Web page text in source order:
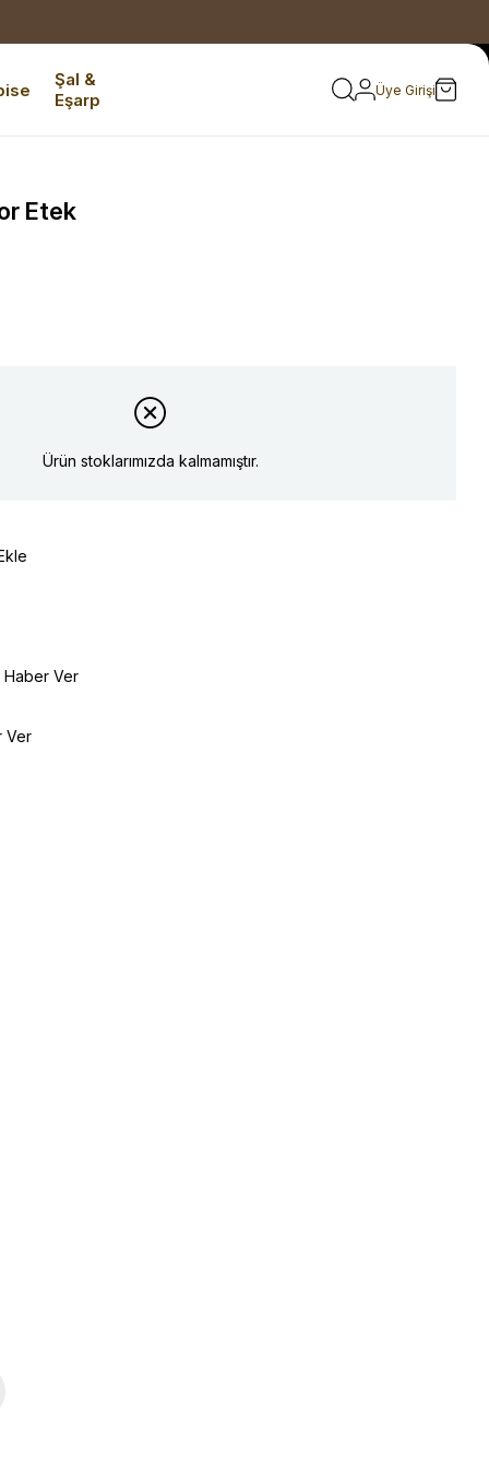
Şal &
Eşarp
Üye Girişi
Etek
Ürün stoklarımızda kalmamıştır.
Haber Ver
Ver